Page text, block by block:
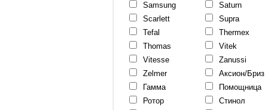
Samsung
Saturn
Scarlett
Supra
Tefal
Thermex
Thomas
Vitek
Vitesse
Zanussi
Zelmer
Аксион/Бриз
Гамма
Помощница
Ротор
Стинол